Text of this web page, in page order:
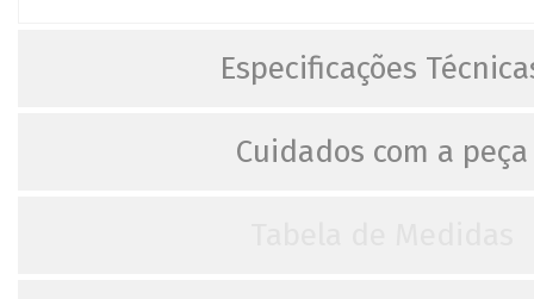
Especificações
Cuidados com a peça